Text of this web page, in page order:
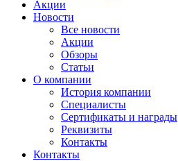
Акции
Новости
Все новости
Акции
Обзоры
Статьи
О компании
История компании
Специалисты
Сертификаты и награды
Реквизиты
Контакты
Контакты